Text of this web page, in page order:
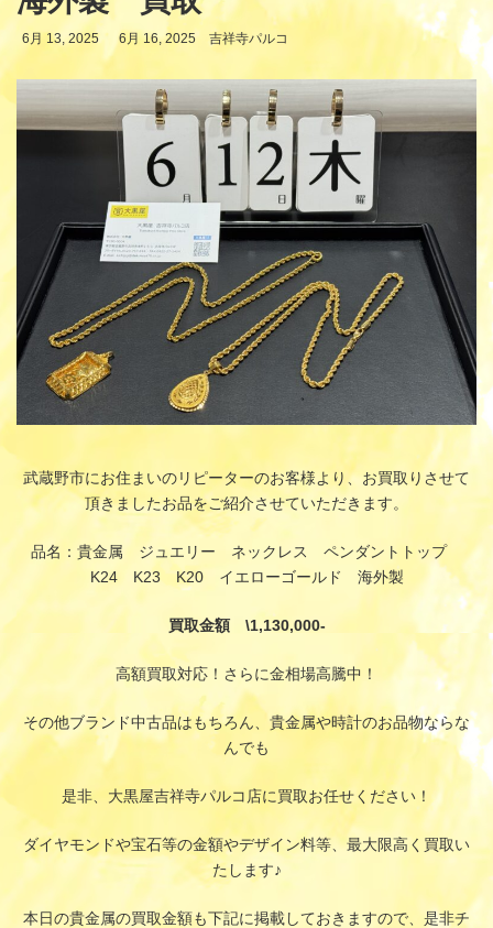
6月 13, 2025
最
日
時
6月 16, 2025 吉祥寺パルコ
武蔵野市にお住まいのリピーターのお客様より、お買取りさせて
頂きましたお品をご紹介させていただきます。
品名：貴金属 ジュエリー ネックレス ペンダントトップ
K24 K23 K20 イエローゴールド 海外製
買取金額 \1,130,000-
高額買取対応！さらに金相場高騰中！
その他ブランド中古品はもちろん、貴金属や時計のお品物ならな
んでも
是非、大黒屋吉祥寺パルコ店に買取お任せください！
ダイヤモンドや宝石等の金額やデザイン料等、最大限高く買取い
たします♪
本日の貴金属の買取金額も下記に掲載しておきますので、是非チ